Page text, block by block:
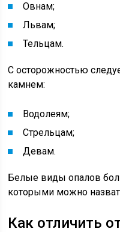
Овнам;
Львам;
Тельцам.
С осторожностью
камнем:
Водолеям;
Стрельцам;
Девам.
Белые виды опалов
которыми можно
Как отличить